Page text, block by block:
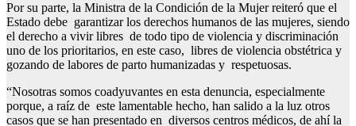
Por su parte, la Ministra de la Condición de la Mujer reiteró que el
Estado debe garantizar los derechos humanos de las mujeres, siendo
el derecho a vivir libres de todo tipo de violencia y discriminación
uno de los prioritarios, en este caso, libres de violencia obstétrica y
gozando de labores de parto humanizadas y respetuosas.
“Nosotras somos coadyuvantes en esta denuncia, especialmente
porque, a raíz de este lamentable hecho, han salido a la luz otros
casos que se han presentado en diversos centros médicos, de ahí la